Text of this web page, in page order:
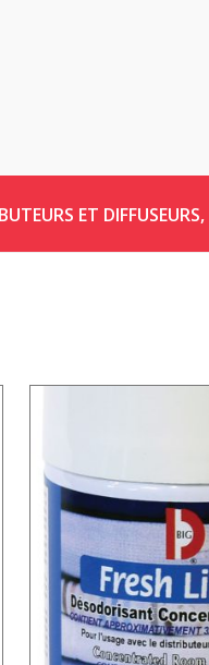
ET DIFFUSEURS,